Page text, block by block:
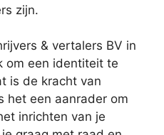
zijn.
& vertalers BV in
om een identiteit te
is de kracht van
het een aanrader om
inrichten van je